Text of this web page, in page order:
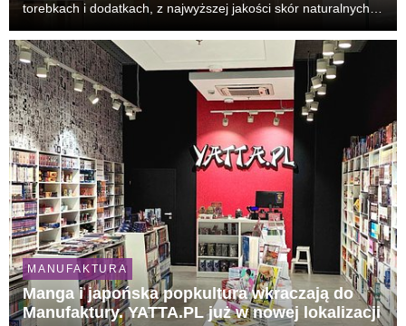
torebkach i dodatkach, z najwyższej jakości skór naturalnych.
handlowej.
MANUFAKTURA
Manga i japońska popkultura wkraczają do
Manufaktury. YATTA.PL już w nowej lokalizacji